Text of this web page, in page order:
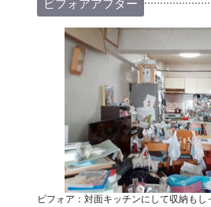
ビフォアアフター
ビフォア：対面キッチンにして収納もし